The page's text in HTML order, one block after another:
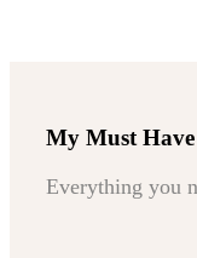
My Must
Everything you